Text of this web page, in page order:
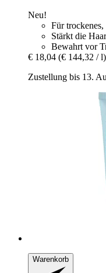
Neu!
Für
Stärkt die
Bewahrt vor
€ 18,04 (€ 144,32 / l)
Zustellung bis 13.
Warenkorb